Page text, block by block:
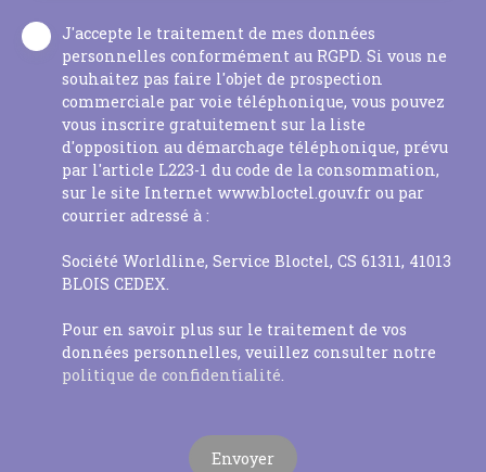
J'accepte le traitement de mes données
personnelles conformément au RGPD. Si vous ne
souhaitez pas faire l'objet de prospection
commerciale par voie téléphonique, vous pouvez
vous inscrire gratuitement sur la liste
d'opposition au démarchage téléphonique, prévu
par l'article L223-1 du code de la consommation,
sur le site Internet www.bloctel.gouv.fr ou par
courrier adressé à :
Société Worldline, Service Bloctel, CS 61311, 41013
BLOIS CEDEX.
Pour en savoir plus sur le traitement de vos
données personnelles, veuillez consulter notre
politique de confidentialité.
Envoyer